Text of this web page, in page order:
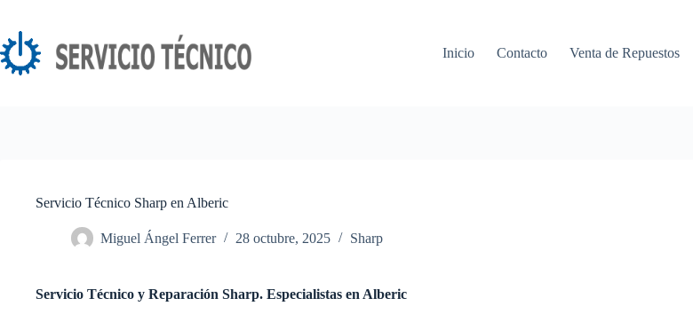
contenido
Inicio
Contacto Venta de Repuestos
Servicio Técnico Sharp en Alberic
Miguel Ángel Ferrer 28 octubre, 2025 Sharp
Servicio Técnico y Reparación Sharp. Especialistas en Alberic